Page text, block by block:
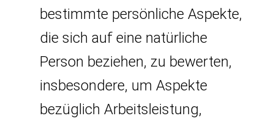
bestimmte persönliche Aspekte,
die sich auf eine natürliche
Person beziehen, zu bewerten,
insbesondere, um Aspekte
bezüglich Arbeitsleistung,